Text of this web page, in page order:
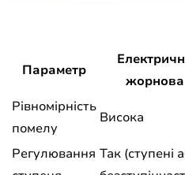
Параметр
жорнова
Рівномірність
помелу
Висока
Регулювання Так (ступені